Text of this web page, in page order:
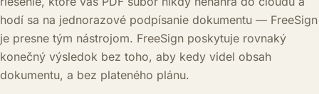
hodí sa na jednorazové podpísanie dokumentu — FreeSign
je presne tým nástrojom. FreeSign poskytuje rovnaký
konečný výsledok bez toho, aby kedy videl obsah
dokumentu, a bez plateného plánu.